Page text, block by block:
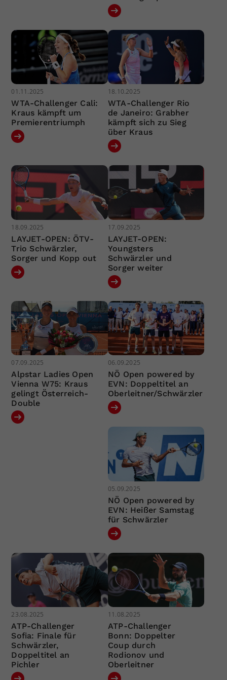
01.11.2025
WTA-Challenger Cali:
Kraus kämpft um
Premierentriumph
18.10.2025
WTA-Challenger Rio
de Janeiro: Grabher
kämpft sich zu Sieg
über Kraus
18.09.2025
LAYJET-OPEN: ÖTV-
Trio Schwärzler,
Sorger und Kopp out
17.09.2025
LAYJET-OPEN:
Youngsters
Schwärzler und
Sorger weiter
07.09.2025
Alpstar Ladies Open
Vienna W75: Kraus
gelingt Österreich-
Double
06.09.2025
NÖ Open powered by
EVN: Doppeltitel an
Oberleitner/Schwärzler
05.09.2025
NÖ Open powered by
EVN: Heißer Samstag
für Schwärzler
23.08.2025
ATP-Challenger
Sofia: Finale für
Schwärzler,
Doppeltitel an
Pichler
11.08.2025
ATP-Challenger
Bonn: Doppelter
Coup durch
Rodionov und
Oberleitner